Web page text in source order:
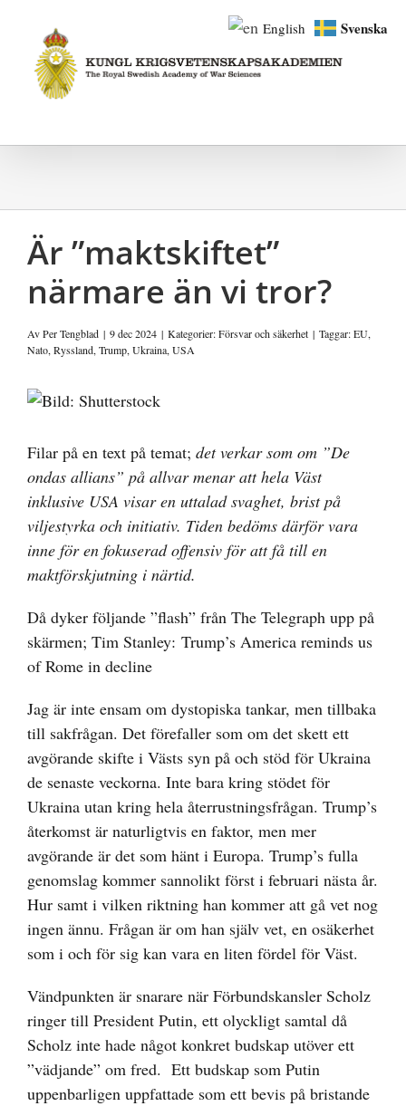
innehållet
Är ”maktskiftet”
närmare än vi tror?
AvPer Tengblad | 9 dec 2024 | Kategorier:Försvar och säkerhet | Taggar:EU,
Nato,Ryssland,Trump,Ukraina,USA
Visa
bild
Filar på en text på temat; det verkar som om ”De
ondas allians” på allvar menar att hela Väst
inklusive USA visar en uttalad svaghet, brist på
viljestyrka och initiativ. Tiden bedöms därför vara
inne för en fokuserad offensiv för att få till en
maktförskjutning i närtid.
Då dyker följande ”flash” från The Telegraph upp på
skärmen; Tim Stanley: Trump’s America reminds us
of Rome in decline
Jag är inte ensam om dystopiska tankar, men tillbaka
till sakfrågan. Det förefaller som om det skett ett
avgörande skifte i Västs syn på och stöd för Ukraina
de senaste veckorna. Inte bara kring stödet för
Ukraina utan kring hela återrustningsfrågan. Trump’s
återkomst är naturligtvis en faktor, men mer
avgörande är det som hänt i Europa. Trump’s fulla
genomslag kommer sannolikt först i februari nästa år.
Hur samt i vilken riktning han kommer att gå vet nog
ingen ännu. Frågan är om han själv vet, en osäkerhet
som i och för sig kan vara en liten fördel för Väst.
Vändpunkten är snarare när Förbundskansler Scholz
ringer till President Putin, ett olyckligt samtal då
Scholz inte hade något konkret budskap utöver ett
”vädjande” om fred. Ett budskap som Putin
uppenbarligen uppfattade som ett bevis på bristande
English Svenska